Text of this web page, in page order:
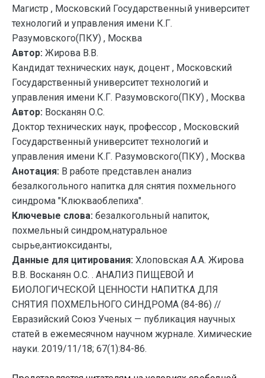
Магистр , Московский Государственный университет
технологий и управления имени К.Г.
Разумовского(ПКУ) , Москва
Автор: Жирова В.В.
Кандидат технических наук, доцент , Московский
Государственный университет технологий и
управления имени К.Г. Разумовского(ПКУ) , Москва
Автор: Восканян О.С.
Доктор технических наук, профессор , Московский
Государственный университет технологий и
управления имени К.Г. Разумовского(ПКУ) , Москва
Анотация: В работе представлен анализ
безалкогольного напитка для снятия похмельного
синдрома "Клюкваоблепиха".
Ключевые слова: безалкогольный напиток,
похмельный синдром,натуральное
сырье,антиоксиданты,
Данные для цитирования: Хлоповская А.А. Жирова
В.В. Восканян О.С. . АНАЛИЗ ПИЩЕВОЙ И
БИОЛОГИЧЕСКОЙ ЦЕННОСТИ НАПИТКА ДЛЯ
СНЯТИЯ ПОХМЕЛЬНОГО СИНДРОМА (84-86) //
Евразийский Союз Ученых — публикация научных
статей в ежемесячном научном журнале. Химические
науки. 2019/11/18; 67(1):84-86.